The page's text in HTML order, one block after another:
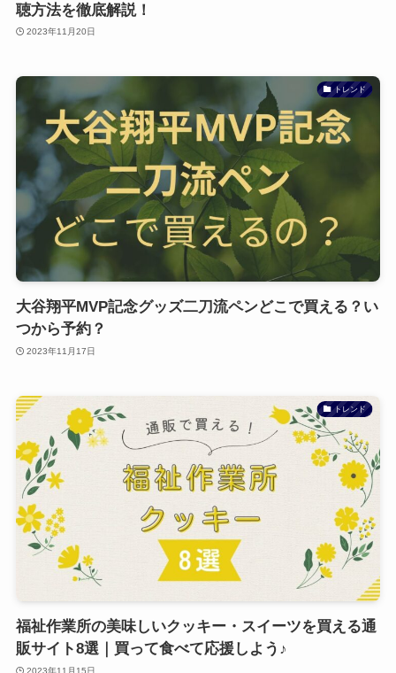
聴方法を徹底解説！
2023年11月20日
トレンド
大谷翔平MVP記念グッズ二刀流ペンどこで買える？い
つから予約？
2023年11月17日
トレンド
福祉作業所の美味しいクッキー・スイーツを買える通
販サイト8選｜買って食べて応援しよう♪
2023年11月15日